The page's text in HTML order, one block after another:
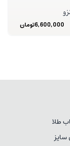
6,600,000تومان
طلا